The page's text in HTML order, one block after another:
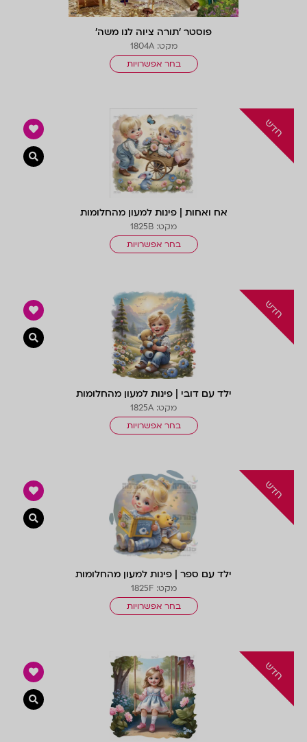
פוסטר ‘תורה ציוה לנו משה’
מקט: 1804A
בחר אפשרויות
אח ואחות | פינות למעון מהחלומות
מקט: 1825B
בחר אפשרויות
ילד עם דובי | פינות למעון מהחלומות
מקט: 1825A
בחר אפשרויות
ילד עם ספר | פינות למעון מהחלומות
מקט: 1825F
בחר אפשרויות